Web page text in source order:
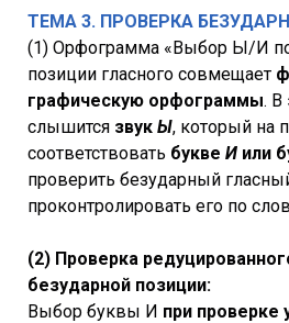
ТЕМА 3. ПРОВЕРКА
(1) Орфограмма «Выбор Ы/И
позиции гласного совмещает
графическую орфограммы. В
слышится звук Ы, который на
соответствовать букве И или
проверить безударный
проконтролировать его по
(2) Проверка
безударной позиции:
Выбор буквы И при проверке